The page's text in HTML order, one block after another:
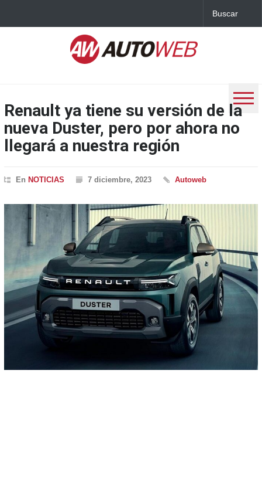
Renault ya tiene su versión de la
nueva Duster, pero por ahora no
llegará a nuestra región
En NOTICIAS 7 diciembre, 2023 Autoweb